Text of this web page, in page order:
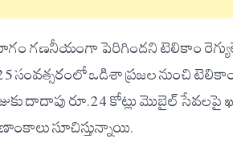
గణనీయంగా పెరిగిందని టెలికాం
సంవత్సరంలో ఒడిశా ప్రజల నుంచి
రూ.24 కోట్లు మొబైల్ సేవలపై ఖర్చు
సూచిస్తున్నాయి.